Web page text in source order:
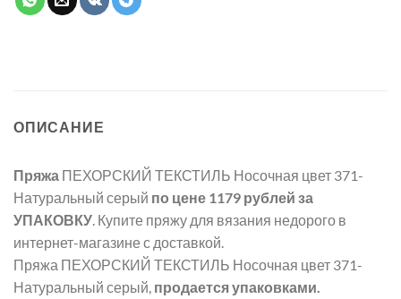
ОПИСАНИЕ
Пряжа ПЕХОРСКИЙ ТЕКСТИЛЬ Носочная цвет 371-
Натуральный серый по цене 1179 рублей за
УПАКОВКУ . Купите пряжу для вязания недорого в
интернет-магазине с доставкой.
Пряжа ПЕХОРСКИЙ ТЕКСТИЛЬ Носочная цвет 371-
Натуральный серый, продается упаковками.